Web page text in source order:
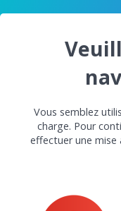
Vous semblez
charge. Pour
effectuer une mise